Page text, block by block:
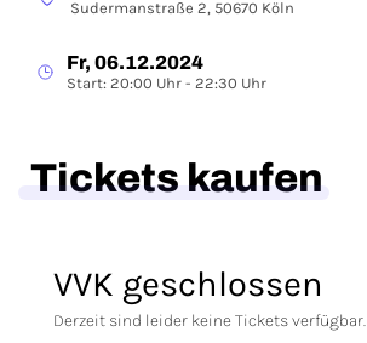
Sudermanstraße 2, 50670 Köln
Fr, 06.12.2024
Start: 20:00 Uhr - 22:30 Uhr
Tickets kaufen
VVK geschlossen
Derzeit sind leider keine Tickets verfügbar.